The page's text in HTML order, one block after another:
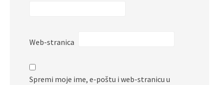
Web-stranica
Spremi moje ime, e-poštu i web-stranicu u